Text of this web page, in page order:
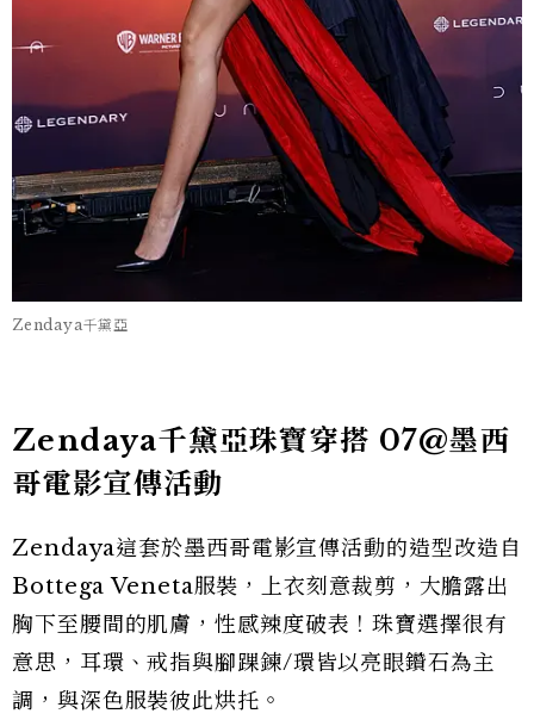
Zendaya千黛亞
Zendaya千黛亞珠寶穿搭 07@墨西
哥電影宣傳活動
Zendaya這套於墨西哥電影宣傳活動的造型改造自
Bottega Veneta服裝，上衣刻意裁剪，大膽露出
胸下至腰間的肌膚，性感辣度破表！珠寶選擇很有
意思，耳環、戒指與腳踝鍊/環皆以亮眼鑽石為主
調，與深色服裝彼此烘托。